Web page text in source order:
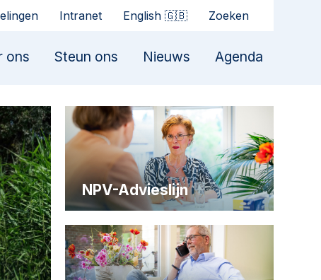
ons Steun ons Nieuws Agenda
Intranet English 🇬🇧 Zoeken
NPV-Advieslijn